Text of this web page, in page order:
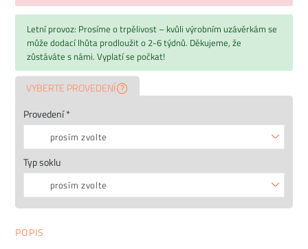
Letní provoz: Prosíme o trpělivost – kvůli výrobním uzávěrkám se
může dodací lhůta prodloužit o 2-6 týdnů. Děkujeme, že
zůstáváte s námi. Vyplatí se počkat!
VYBERTE PROVEDENÍ
Provedení *
prosím zvolte
Typ soklu
prosím zvolte
POPIS